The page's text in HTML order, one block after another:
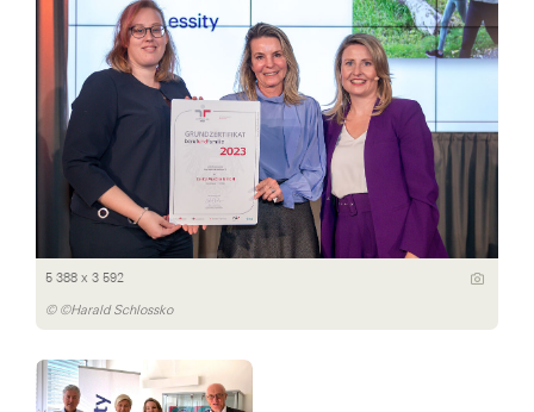
5 388 x 3 592
© ©Harald Schlossko